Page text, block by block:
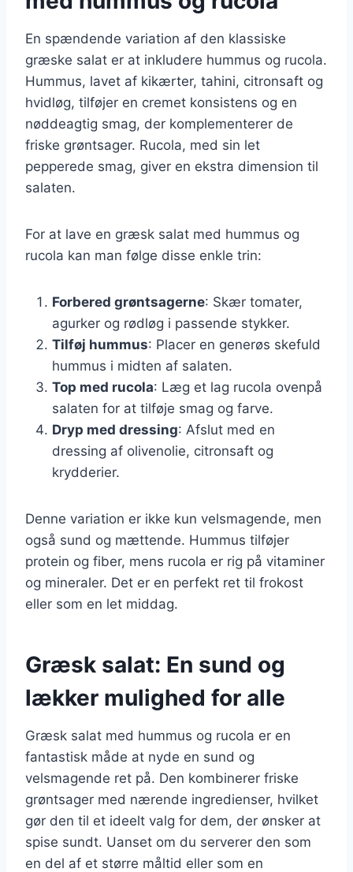
En spændende variation af den klassiske
græske salat er at inkludere hummus og rucola.
Hummus, lavet af kikærter, tahini, citronsaft og
hvidløg, tilføjer en cremet konsistens og en
nøddeagtig smag, der komplementerer de
friske grøntsager. Rucola, med sin let
pepperede smag, giver en ekstra dimension til
salaten.
For at lave en græsk salat med hummus og
rucola kan man følge disse enkle trin:
Forbered grøntsagerne: Skær tomater,
agurker og rødløg i passende stykker.
Tilføj hummus: Placer en generøs skefuld
hummus i midten af salaten.
Top med rucola: Læg et lag rucola ovenpå
salaten for at tilføje smag og farve.
Dryp med dressing: Afslut med en
dressing af olivenolie, citronsaft og
krydderier.
Denne variation er ikke kun velsmagende, men
også sund og mættende. Hummus tilføjer
protein og fiber, mens rucola er rig på vitaminer
og mineraler. Det er en perfekt ret til frokost
eller som en let middag.
Græsk salat: En sund og
lækker mulighed for alle
Græsk salat med hummus og rucola er en
fantastisk måde at nyde en sund og
velsmagende ret på. Den kombinerer friske
grøntsager med nærende ingredienser, hvilket
gør den til et ideelt valg for dem, der ønsker at
spise sundt. Uanset om du serverer den som
en del af et større måltid eller som en